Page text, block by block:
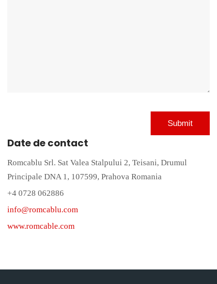
Date de contact
Romcablu Srl. Sat Valea Stalpului 2, Teisani, Drumul
Principale DNA 1, 107599, Prahova Romania
+4 0728 062886
info@romcablu.com
www.romcable.com